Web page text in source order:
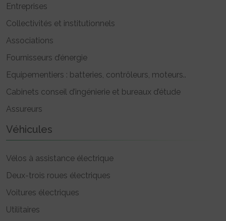
Entreprises
Collectivités et institutionnels
Associations
Fournisseurs d’énergie
Equipementiers : batteries, contrôleurs, moteurs..
Cabinets conseil d’ingénierie et bureaux d’étude
Assureurs
Véhicules
Vélos à assistance électrique
Deux-trois roues électriques
Voitures électriques
Utilitaires